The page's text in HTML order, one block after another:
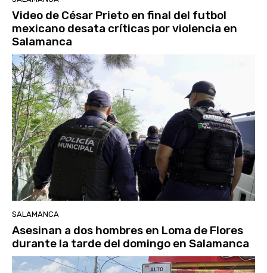
Video de César Prieto en final del futbol
mexicano desata críticas por violencia en
Salamanca
SALAMANCA
Asesinan a dos hombres en Loma de Flores
durante la tarde del domingo en Salamanca